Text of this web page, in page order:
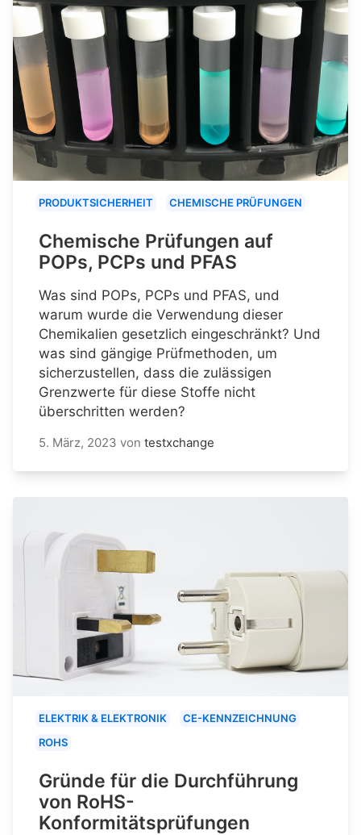
PRODUKTSICHERHEIT CHEMISCHE PRÜFUNGEN
Chemische Prüfungen auf
POPs, PCPs und PFAS
Was sind POPs, PCPs und PFAS, und
warum wurde die Verwendung dieser
Chemikalien gesetzlich eingeschränkt? Und
was sind gängige Prüfmethoden, um
sicherzustellen, dass die zulässigen
Grenzwerte für diese Stoffe nicht
überschritten werden?
5. März, 2023 von testxchange
ELEKTRIK & ELEKTRONIK
CE-KENNZEICHNUNG
ROHS
Gründe für die Durchführung
von RoHS-
Konformitätsprüfungen